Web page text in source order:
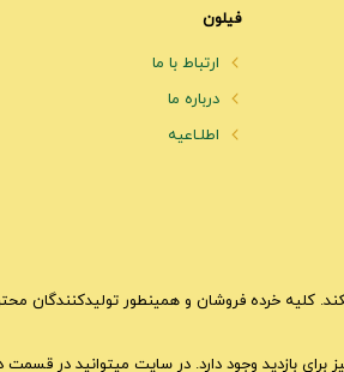
فیلون
ارتباط با ما
درباره ما
اطلـاعیه
کلیه خرده فروشان و همینطور تولیدکنندگان
برای بازدید وجود دارد. در سایت میتوانید در